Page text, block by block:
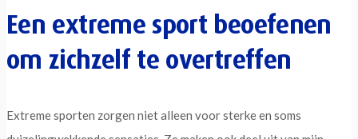
Een extreme sport beoefenen
om zichzelf te overtreffen
Extreme sporten zorgen niet alleen voor sterke en soms